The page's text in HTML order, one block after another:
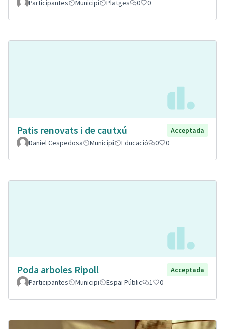
Participantes Municipi Platges 0 0
Patis renovats i de cautxú
Acceptada
Daniel Cespedosa
Municipi Educació 0 0
Poda arboles Ripoll
Acceptada
Participantes
Municipi Espai Públic 1 0